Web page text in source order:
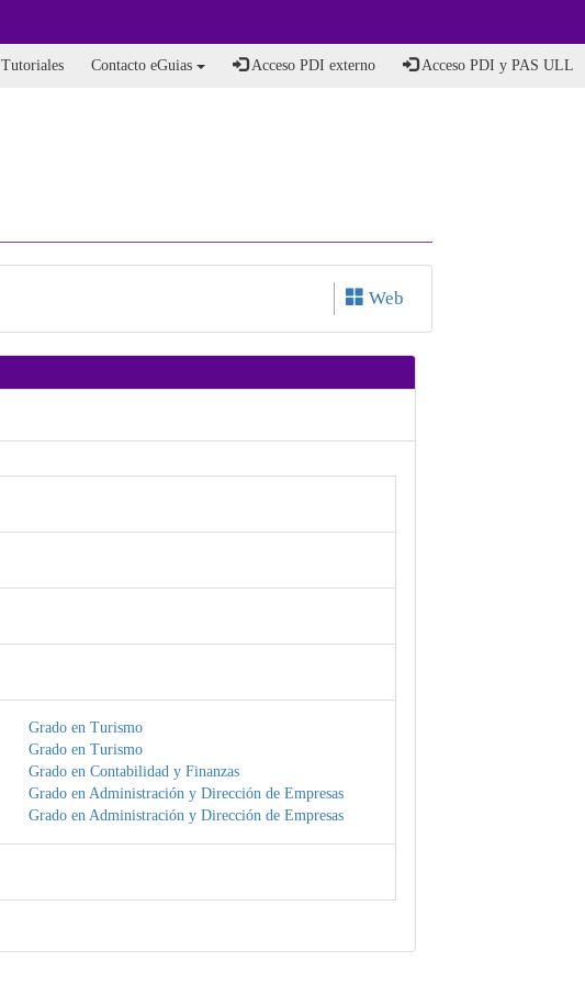
Tutoriales Contacto eGuias Acceso PDI externo Acceso PDI y PAS ULL
Web
Grado en Turismo
Grado en Turismo
Grado en Contabilidad y Finanzas
Grado en Administración y Dirección de Empresas
Grado en Administración y Dirección de Empresas